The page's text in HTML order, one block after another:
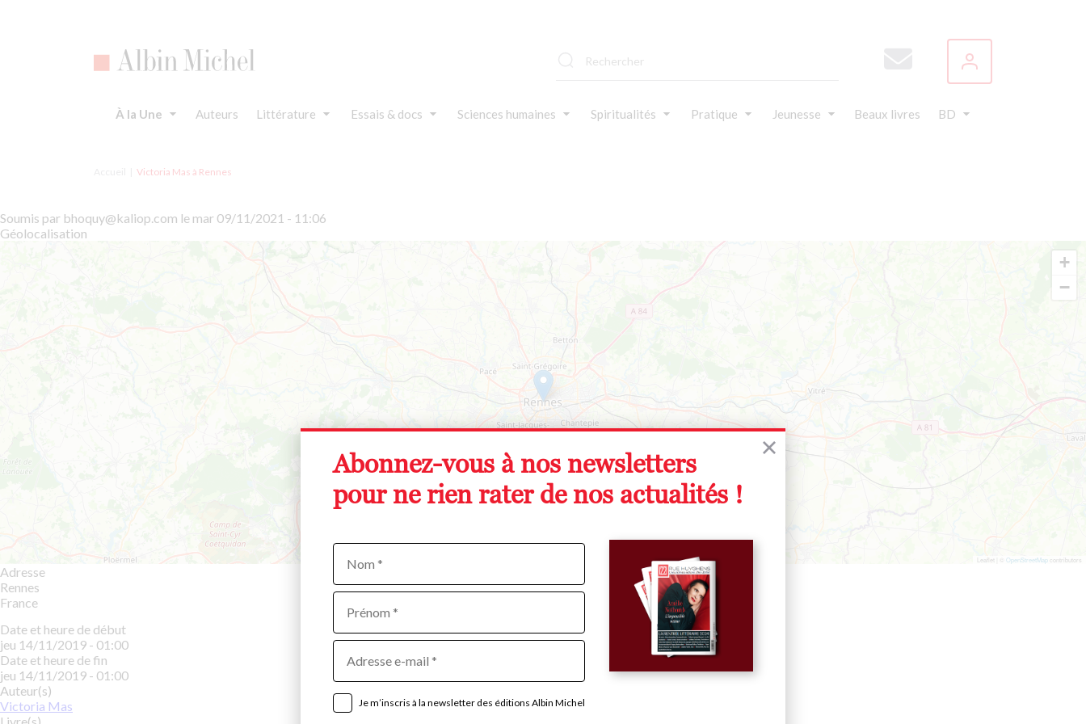
Abonnez-vous à nos newsletters
pour ne rien rater de nos actualités !
Nom
Prénom
Adresse
Je m’inscris à la newsletter des éditions Albin Michel
À la Une Auteurs Littérature Essais & docs Sciences humaines Spiritualités Pratique Jeunesse Beaux livres BD
Victoria Mas à Rennes
Soumis par bhoquy@kaliop.com le mar 09/11/2021 - 11:06
Géolocalisation
+
−
Leaflet | © OpenStreetMapcontributors
Adresse
Rennes
France
Date et heure de début
jeu 14/11/2019 - 01:00
Date et heure de fin
jeu 14/11/2019 - 01:00
Auteur(s)
Victoria Mas